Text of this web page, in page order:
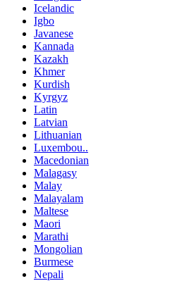
Icelandic
Igbo
Javanese
Kannada
Kazakh
Khmer
Kurdish
Kyrgyz
Latin
Latvian
Lithuanian
Luxembou..
Macedonian
Malagasy
Malay
Malayalam
Maltese
Maori
Marathi
Mongolian
Burmese
Nepali